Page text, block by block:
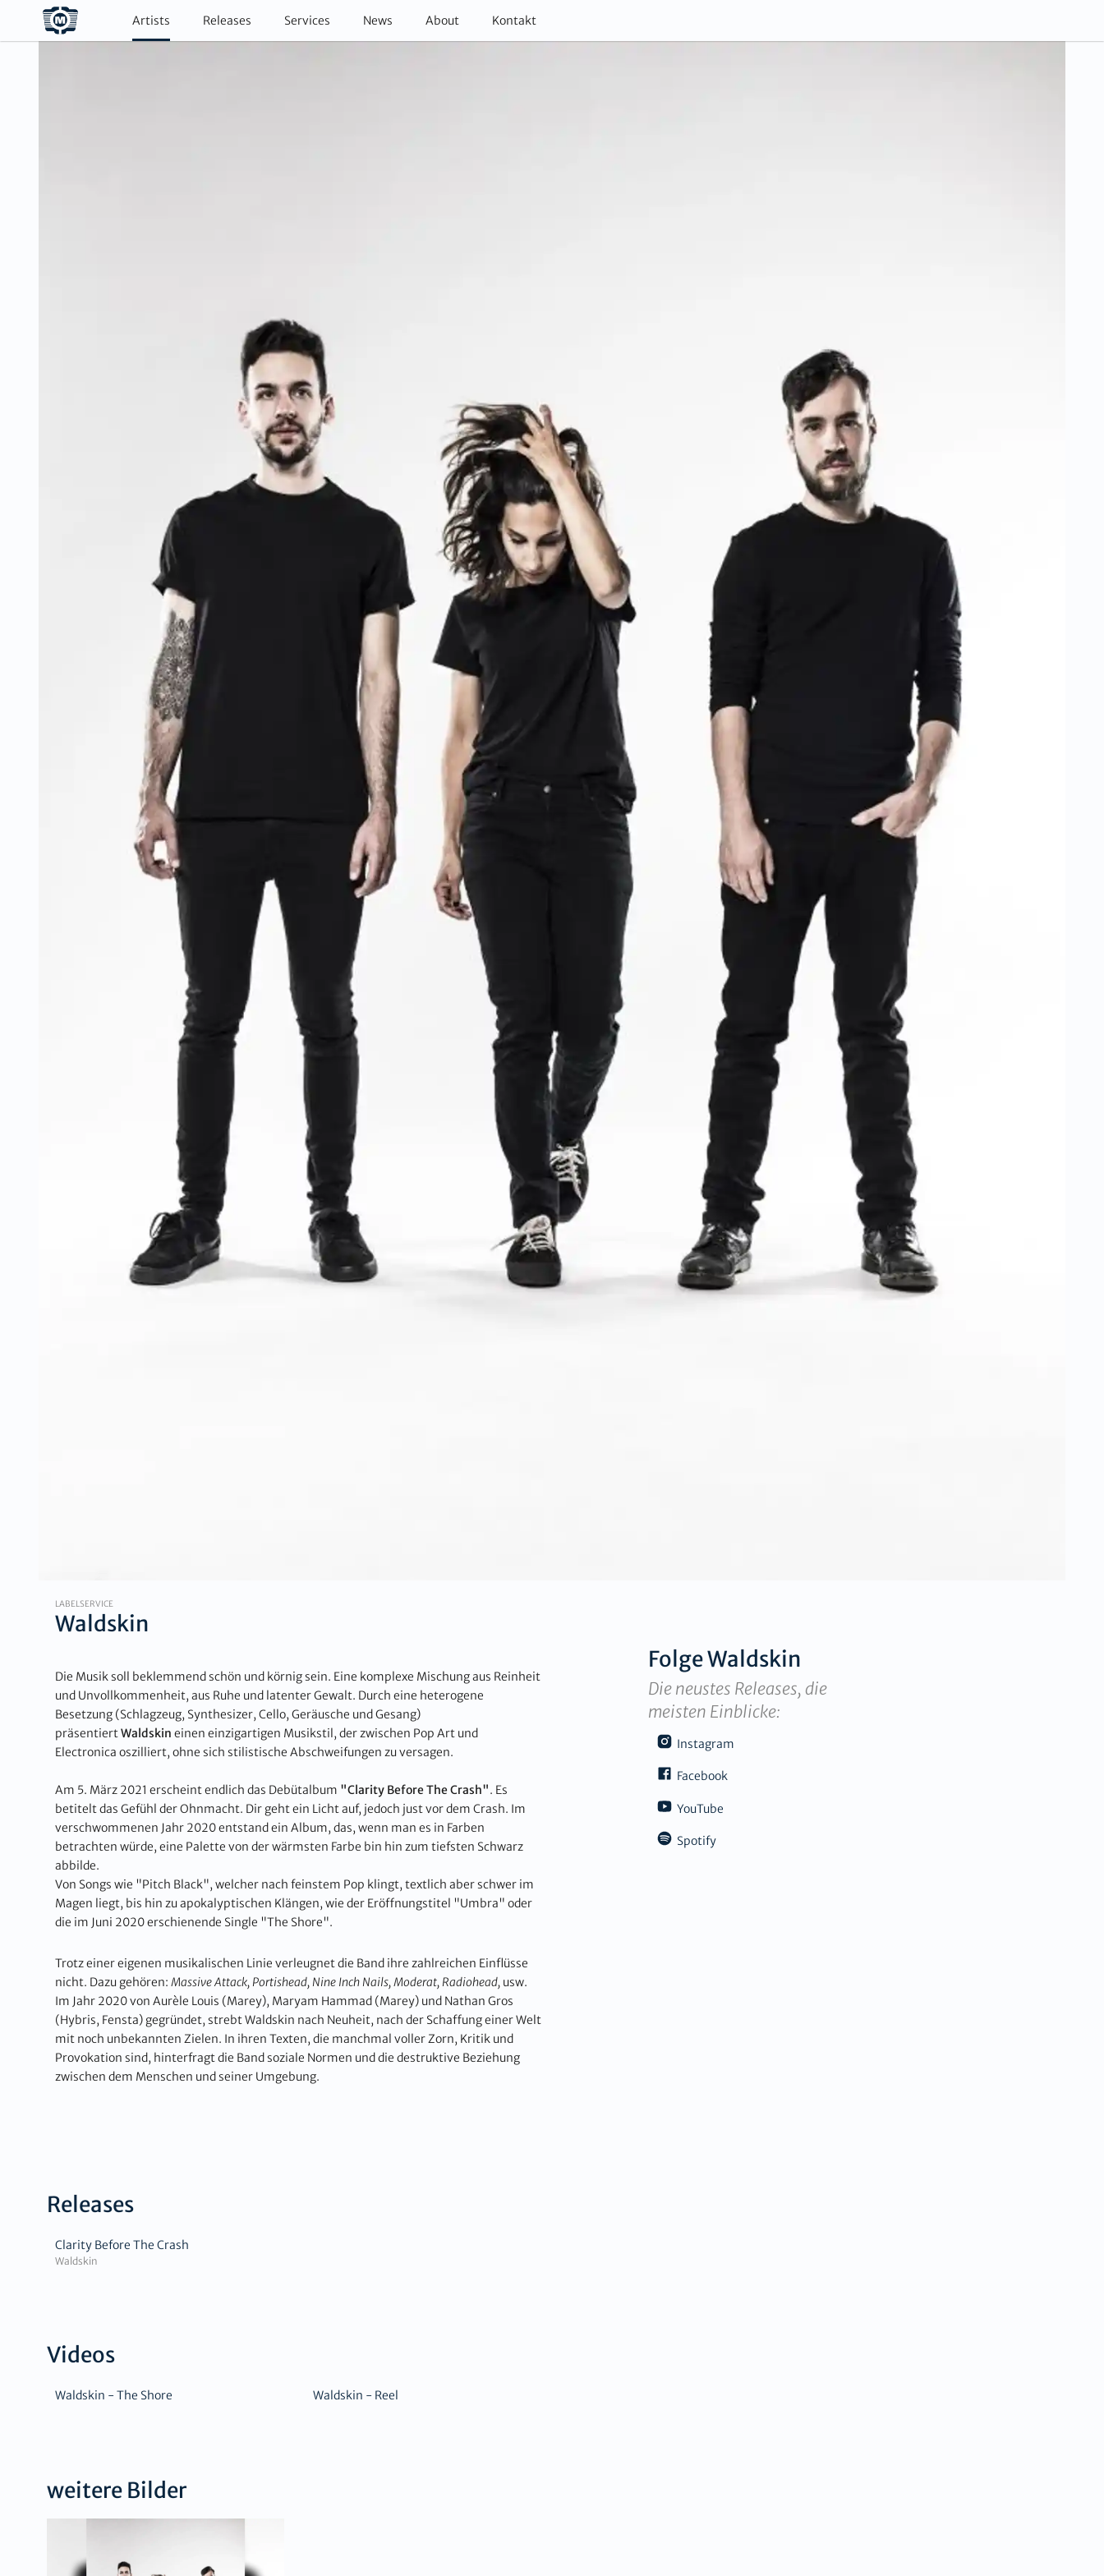
Artists Releases Services News About Kontakt
LABELSERVICE
Waldskin
Die Musik soll beklemmend schön und körnig sein. Eine komplexe Mischung aus Reinheit
und Unvollkommenheit, aus Ruhe und latenter Gewalt. Durch eine heterogene
Besetzung (Schlagzeug, Synthesizer, Cello, Geräusche und Gesang)
präsentiertWaldskin einen einzigartigen Musikstil, der zwischen Pop Art und
Electronica oszilliert, ohne sich stilistische Abschweifungen zu versagen.
Am 5. März 2021 erscheint endlich das Debütalbum "Clarity Before The Crash". Es
betitelt das Gefühl der Ohnmacht. Dir geht ein Licht auf, jedoch just vor dem Crash. Im
verschwommenen Jahr 2020 entstand ein Album, das, wenn man es in Farben
betrachten würde, eine Palette von der wärmsten Farbe bin hin zum tiefsten Schwarz
abbilde.
Von Songs wie "Pitch Black", welcher nach feinstem Pop klingt, textlich aber schwer im
Magen liegt, bis hin zu apokalyptischen Klängen, wie der Eröffnungstitel "Umbra" oder
die im Juni 2020 erschienende Single "The Shore".
Trotz einer eigenen musikalischen Linie verleugnet die Band ihre zahlreichen Einflüsse
nicht. Dazu gehören: Massive Attack, Portishead, Nine Inch Nails, Moderat, Radiohead, usw.
Im Jahr 2020 von Aurèle Louis (Marey), Maryam Hammad (Marey) und Nathan Gros
(Hybris, Fensta) gegründet, strebt Waldskin nach Neuheit, nach der Schaffung einer Welt
mit noch unbekannten Zielen. In ihren Texten, die manchmal voller Zorn, Kritik und
Provokation sind, hinterfragt die Band soziale Normen und die destruktive Beziehung
zwischen dem Menschen und seiner Umgebung.
FolgeWaldskin
Die neustes Releases, die
meisten Einblicke:
Instagram
Facebook
YouTube
Spotify
Releases
Clarity Before The Crash
Waldskin
Videos
Waldskin - The Shore Waldskin - Reel
weitere Bilder